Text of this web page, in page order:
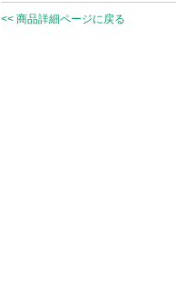
<< 商品詳細ページに戻る